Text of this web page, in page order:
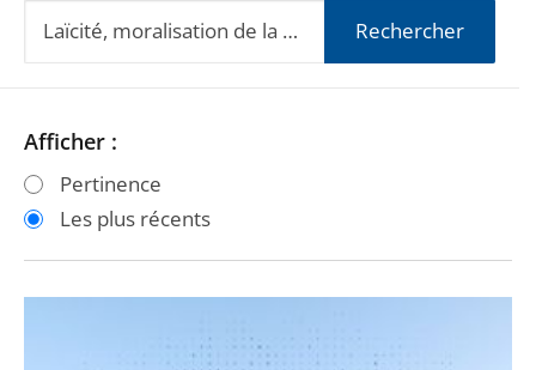
Rechercher
Passer
les
filtres
Passer
les
filtres
Afficher :
Pertinence
Les plus récents